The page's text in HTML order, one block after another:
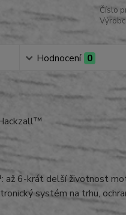
Číslo
Hodnocení 0
6-krát delší životnost
systém na trhu,